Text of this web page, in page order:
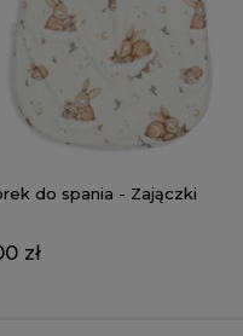
do spania - Zajączki
zł